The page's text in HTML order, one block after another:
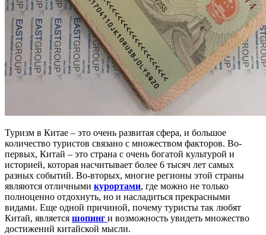
Туризм в Китае – это очень развитая сфера, и большое
количество туристов связано с множеством факторов. Во-
первых, Китай – это страна с очень богатой культурой и
историей, которая насчитывает более 6 тысяч лет самых
разных событий. Во-вторых, многие регионы этой страны
являются отличными курортами, где можно не только
полноценно отдохнуть, но и насладиться прекрасными
видами. Еще одной причиной, почему туристы так любят
Китай, является шопинг и возможность увидеть множество
достижений китайской мысли.